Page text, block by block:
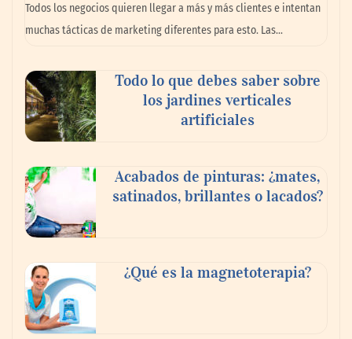
El nuevo mapa de zonas tensionadas abre
nuevos frentes legales para propietarios e
inquilinos en Cataluña
Todos los negocios quieren llegar a más y más clientes e intentan
muchas tácticas de marketing diferentes para esto. Las…
Todo lo que debes saber sobre
los jardines verticales
artificiales
Acabados de pinturas: ¿mates,
satinados, brillantes o lacados?
¿Qué es la magnetoterapia?